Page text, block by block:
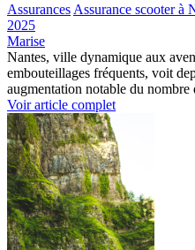
Assurances Assurance scooter à
2025
Marise
Nantes, ville dynamique aux
embouteillages fréquents, voit
augmentation notable du
Voir article complet